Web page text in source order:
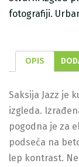
fotografiji.
OPIS
Saksija Jazz je
izgleda.
pogodna je za
podseća na
lep kontrast.